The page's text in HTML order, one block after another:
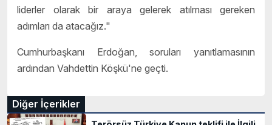
liderler olarak bir araya gelerek atılması gereken
adımları da atacağız."
Cumhurbaşkanı Erdoğan, soruları yanıtlamasının
ardından Vahdettin Köşkü'ne geçti.
Diğer İçerikler